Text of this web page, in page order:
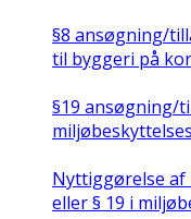
§8 ansøgning/
til byggeri på
§19 ansøgning/
Nyttiggørelse af
eller § 19 i